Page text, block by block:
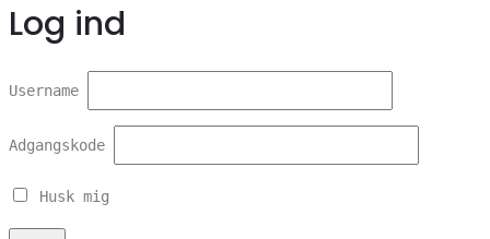
Log ind
Username
Adgangskode
Husk mig